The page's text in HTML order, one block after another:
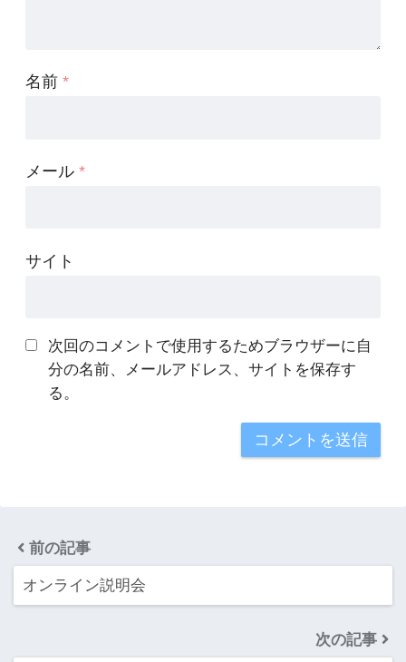
名前 *
メール *
サイト
次回のコメントで使用するためブラウザーに自
分の名前、メールアドレス、サイトを保存す
る。
前の記事
オンライン説明会
次の記事